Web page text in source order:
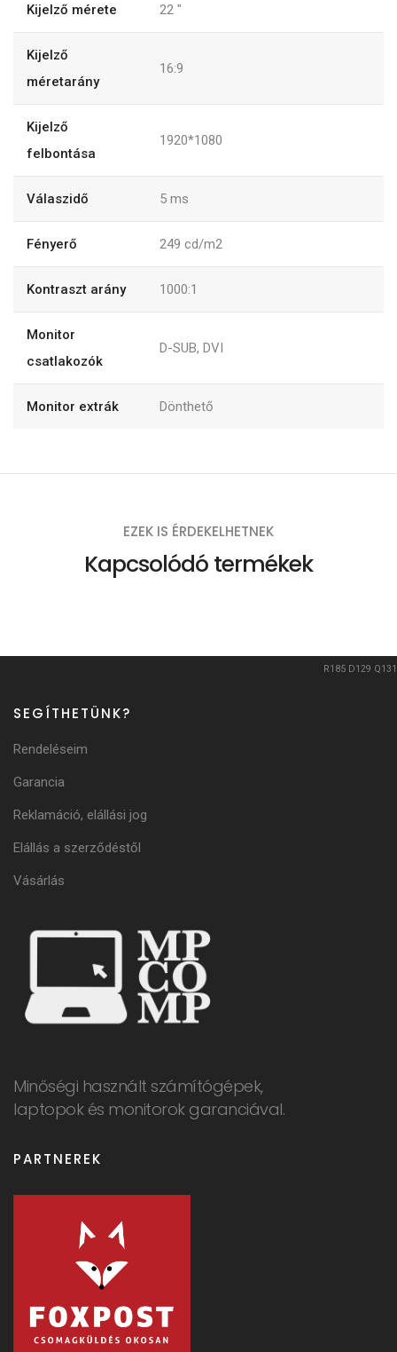
Kijelző mérete 22 "
Kijelző
méretarány
16:9
Kijelző
felbontása
1920*1080
Válaszidő 5 ms
Fényerő 249 cd/m2
Kontraszt arány 1000:1
Monitor
csatlakozók
D-SUB, DVI
Monitor extrák Dönthető
EZEK IS ÉRDEKELHETNEK
Kapcsolódó termékek
R185 D129 Q131
Minőségi használt számítógépek,
laptopok és monitorok garanciával.
SEGÍTHETÜNK?
Rendeléseim
Garancia
Reklamáció, elállási jog
Elállás a szerződéstől
Vásárlás
PARTNEREK